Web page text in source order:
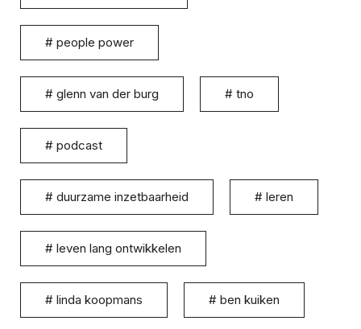
# people power
# glenn van der burg # tno
# podcast
# duurzame inzetbaarheid # leren
# leven lang ontwikkelen
# linda koopmans # ben kuiken